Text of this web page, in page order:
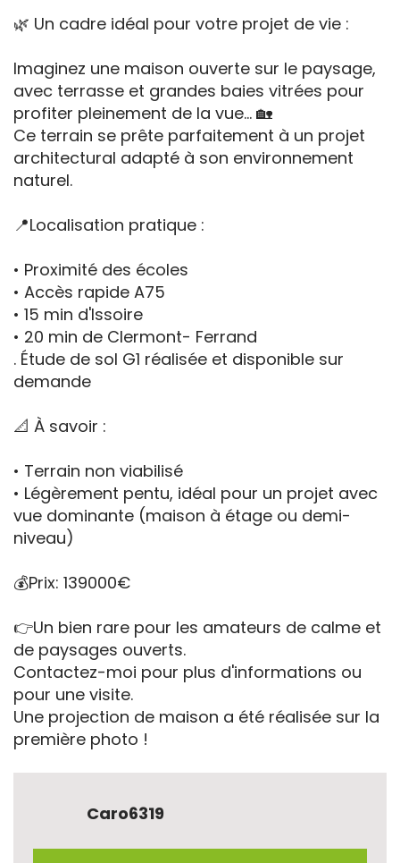
🌿 Un cadre idéal pour votre projet de vie :
Imaginez une maison ouverte sur le paysage,
avec terrasse et grandes baies vitrées pour
profiter pleinement de la vue... 🏡
Ce terrain se prête parfaitement à un projet
architectural adapté à son environnement
naturel.
📍Localisation pratique :
• Proximité des écoles
• Accès rapide A75
• 15 min d'Issoire
• 20 min de Clermont- Ferrand
. Étude de sol G1 réalisée et disponible sur
demande
📐 À savoir :
• Terrain non viabilisé
• Légèrement pentu, idéal pour un projet avec
vue dominante (maison à étage ou demi-
niveau)
💰Prix: 139000€
👉Un bien rare pour les amateurs de calme et
de paysages ouverts.
Contactez-moi pour plus d'informations ou
pour une visite.
Une projection de maison a été réalisée sur la
première photo !
Caro6319